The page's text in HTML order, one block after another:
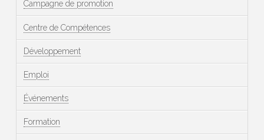
Campagne de promotion
Centre de Compétences
Développement
Emploi
Événements
Formation